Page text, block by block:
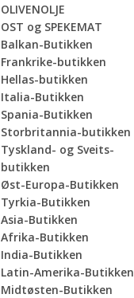
OLIVENOLJE
OST og SPEKEMAT
Balkan-Butikken
Frankrike-butikken
Hellas-butikken
Italia-Butikken
Spania-Butikken
Storbritannia-butikken
Tyskland- og Sveits-
butikken
Øst-Europa-Butikken
Tyrkia-Butikken
Asia-Butikken
Afrika-Butikken
India-Butikken
Latin-Amerika-Butikken
Midtøsten-Butikken